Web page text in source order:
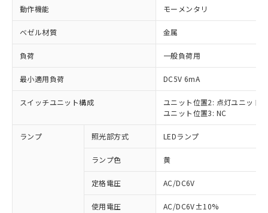
動作機能 モーメンタリ
ベゼル材質 金属
負荷 一般負荷用
最小適用負荷 DC5V 6mA
スイッチユニット構成
ユニット位置2: 点灯ユニット
ユニット位置3: NC
ランプ 照光部方式 LEDランプ
ランプ色 黄
定格電圧 AC/DC6V
使用電圧 AC/DC6V±10%
非含有に対応した製品が提供可能な商品で
対応予定：EU RoHS指令（10物質）の非含
有に対応した製品に切り替える予定のある